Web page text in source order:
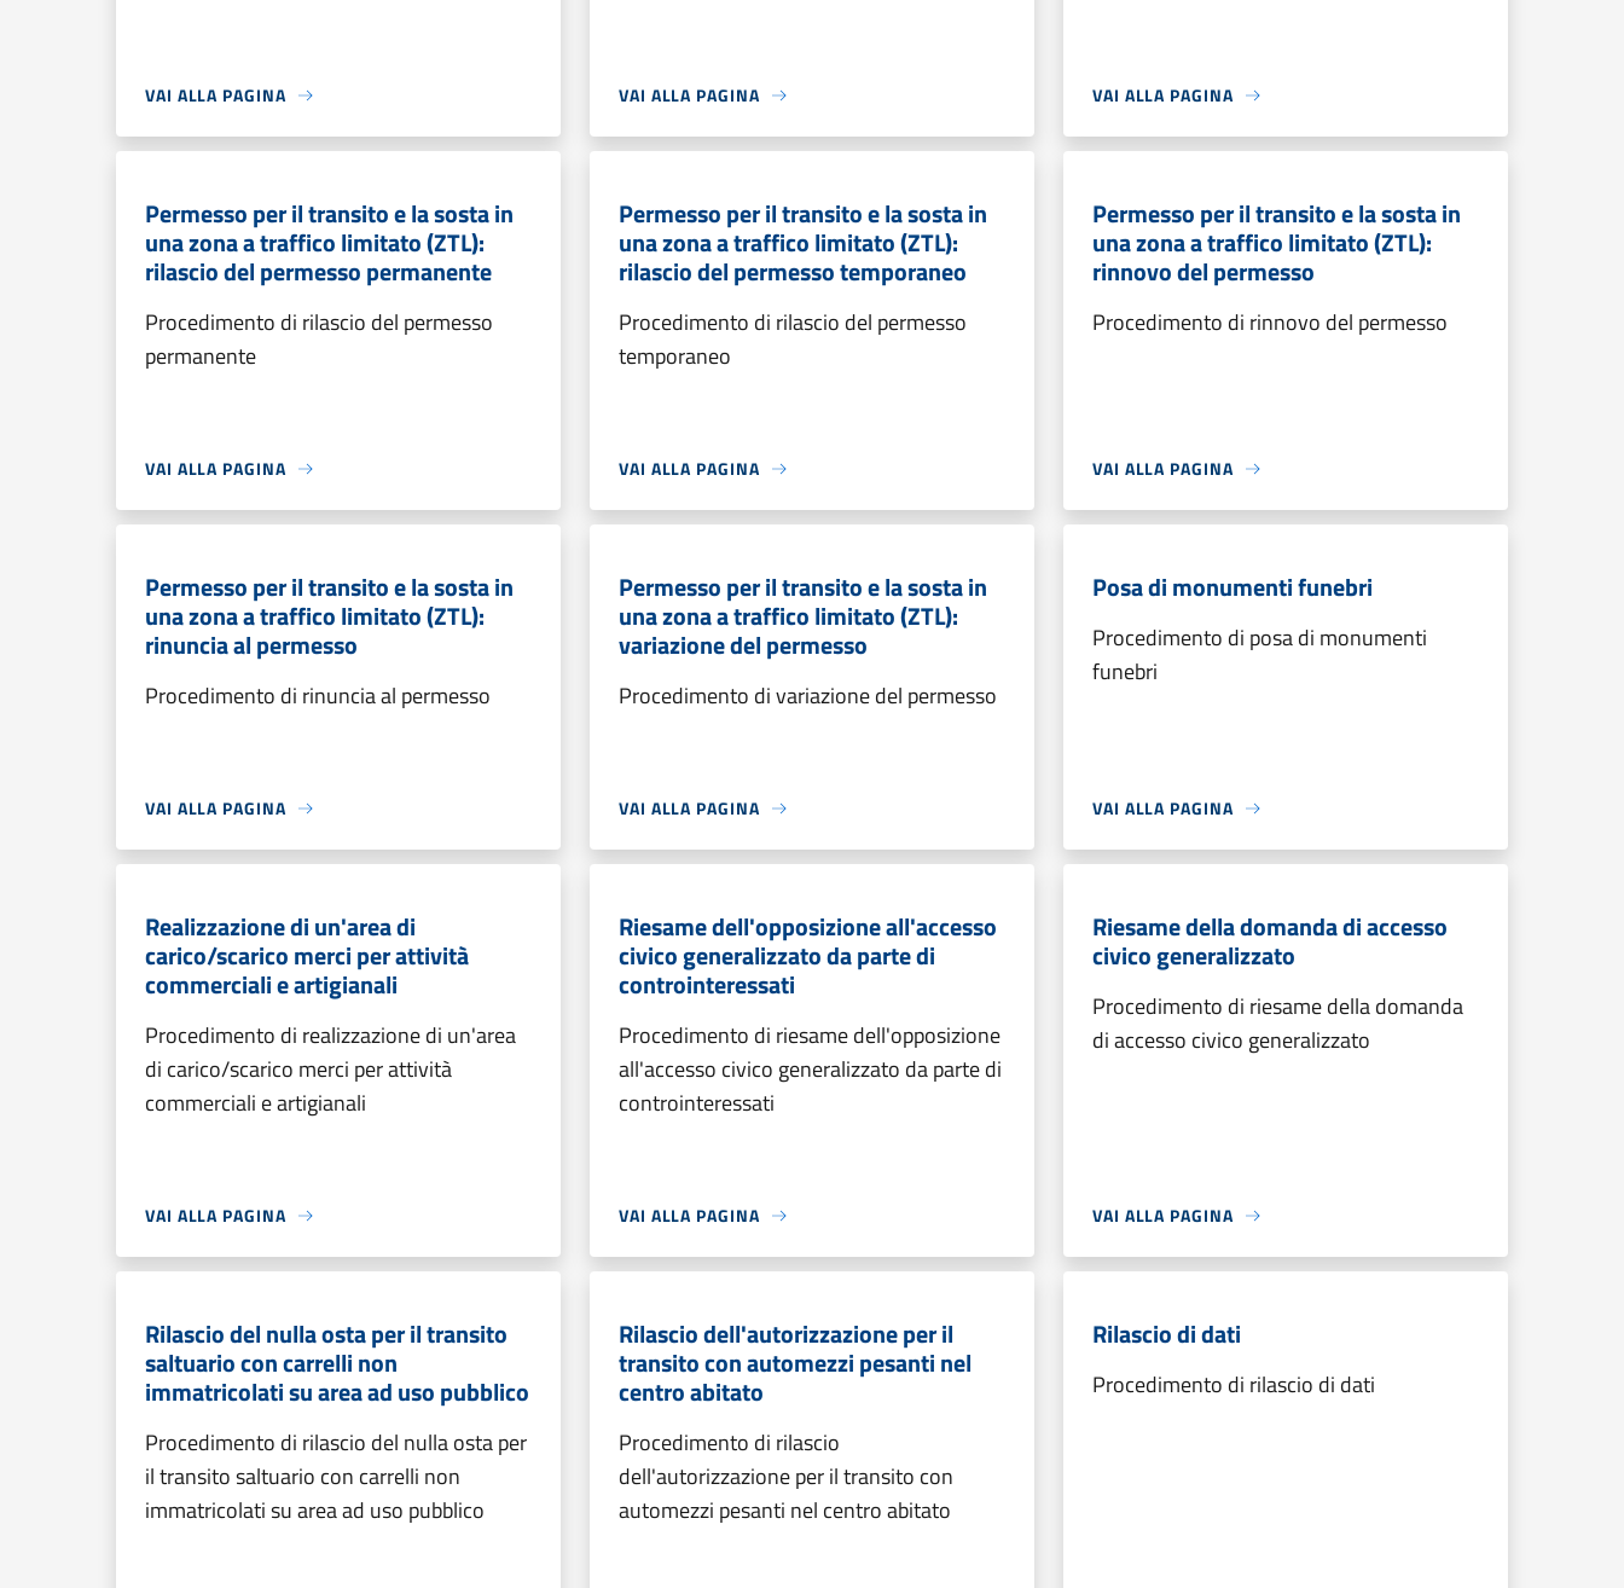
VAI ALLA PAGINA VAI ALLA PAGINA VAI ALLA PAGINA
Permesso per il transito e la sosta in
una zona a traffico limitato (ZTL):
rilascio del permesso permanente
Procedimento di rilascio del permesso
permanente
VAI ALLA PAGINA
Permesso per il transito e la sosta in
una zona a traffico limitato (ZTL):
rilascio del permesso temporaneo
Procedimento di rilascio del permesso
temporaneo
VAI ALLA PAGINA
Permesso per il transito e la sosta in
una zona a traffico limitato (ZTL):
rinnovo del permesso
Procedimento di rinnovo del permesso
VAI ALLA PAGINA
Permesso per il transito e la sosta in
una zona a traffico limitato (ZTL):
rinuncia al permesso
Procedimento di rinuncia al permesso
VAI ALLA PAGINA
Permesso per il transito e la sosta in
una zona a traffico limitato (ZTL):
variazione del permesso
Procedimento di variazione del permesso
VAI ALLA PAGINA
Posa di monumenti funebri
Procedimento di posa di monumenti
funebri
VAI ALLA PAGINA
Realizzazione di un'area di
carico/scarico merci per attività
commerciali e artigianali
Procedimento di realizzazione di un'area
di carico/scarico merci per attività
commerciali e artigianali
VAI ALLA PAGINA
Riesame dell'opposizione all'accesso
civico generalizzato da parte di
controinteressati
Procedimento di riesame dell'opposizione
all'accesso civico generalizzato da parte di
controinteressati
VAI ALLA PAGINA
Riesame della domanda di accesso
civico generalizzato
Procedimento di riesame della domanda
di accesso civico generalizzato
VAI ALLA PAGINA
Rilascio del nulla osta per il transito
saltuario con carrelli non
immatricolati su area ad uso pubblico
Procedimento di rilascio del nulla osta per
il transito saltuario con carrelli non
immatricolati su area ad uso pubblico
Rilascio dell'autorizzazione per il
transito con automezzi pesanti nel
centro abitato
Procedimento di rilascio
dell'autorizzazione per il transito con
automezzi pesanti nel centro abitato
Rilascio di dati
Procedimento di rilascio di dati